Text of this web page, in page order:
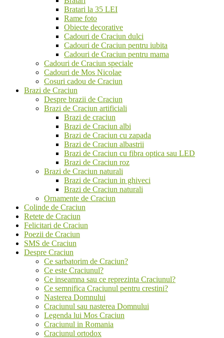
Bratari la 35 LEI
Rame foto
Obiecte decorative
Cadouri de Craciun dulci
Cadouri de Craciun pentru iubita
Cadouri de Craciun pentru mama
Cadouri de Craciun speciale
Cadouri de Mos Nicolae
Cosuri cadou de Craciun
Brazi de Craciun
Despre brazii de Craciun
Brazi de Craciun artificiali
Brazi de craciun
Brazi de Craciun albi
Brazi de Craciun cu zapada
Brazi de Craciun albastrii
Brazi de Craciun cu fibra optica sau LED
Brazi de Craciun roz
Brazi de Craciun naturali
Brazi de Craciun in ghiveci
Brazi de Craciun naturali
Ornamente de Craciun
Colinde de Craciun
Retete de Craciun
Felicitari de Craciun
Poezii de Craciun
SMS de Craciun
Despre Craciun
Ce sarbatorim de Craciun?
Ce este Craciunul?
Ce inseamna sau ce reprezinta Craciunul?
Ce semnifica Craciunul pentru crestini?
Nasterea Domnului
Craciunul sau nasterea Domnului
Legenda lui Mos Craciun
Craciunul in Romania
Craciunul ortodox